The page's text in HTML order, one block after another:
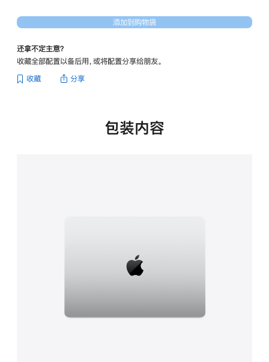
寸
MacBook Pro -
的
分
添加到购物袋
还拿不定主意？
收藏全部配置以备后用，或将配置分享给朋友。
收藏 分享
包装内容